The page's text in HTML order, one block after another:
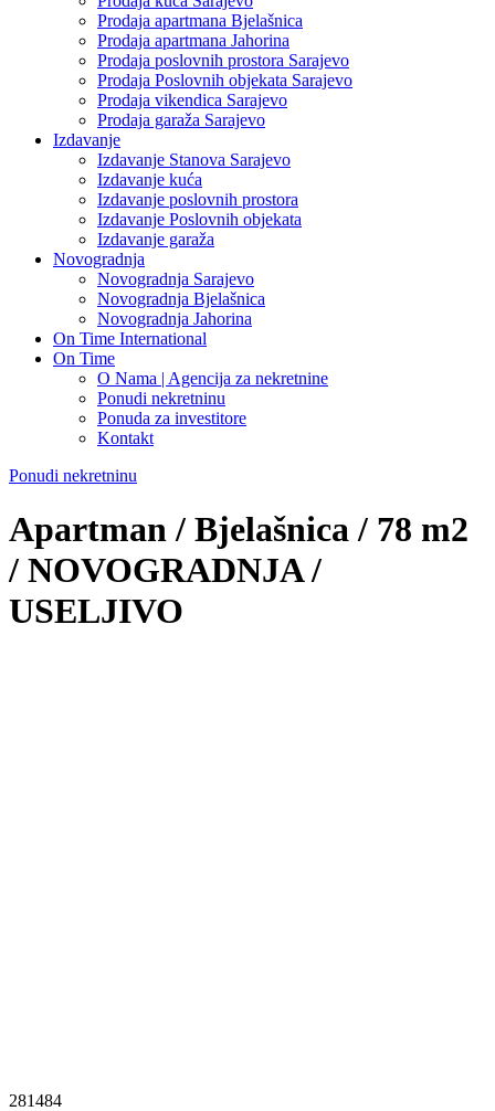
Prodaja apartmana Bjelašnica
Prodaja apartmana Jahorina
Prodaja poslovnih prostora Sarajevo
Prodaja Poslovnih objekata Sarajevo
Prodaja vikendica Sarajevo
Prodaja garaža Sarajevo
Izdavanje
Izdavanje Stanova Sarajevo
Izdavanje kuća
Izdavanje poslovnih prostora
Izdavanje Poslovnih objekata
Izdavanje garaža
Novogradnja
Novogradnja Sarajevo
Novogradnja Bjelašnica
Novogradnja Jahorina
On Time International
On Time
O Nama | Agencija za nekretnine
Ponudi nekretninu
Ponuda za investitore
Kontakt
Ponudi nekretninu
Apartman / Bjelašnica / 78 m2
/ NOVOGRADNJA /
USELJIVO
281484